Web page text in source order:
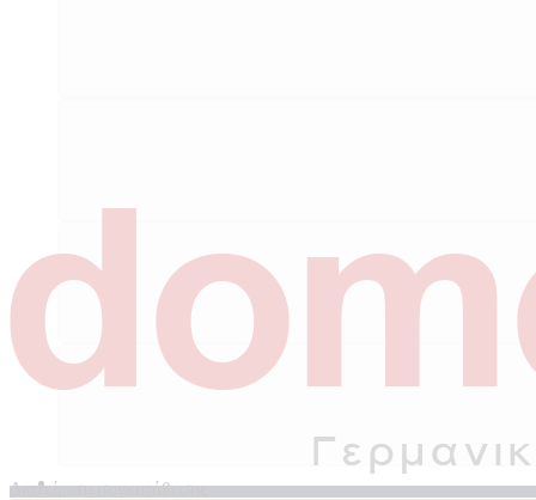
Διαχείριση συγκατάθεσης